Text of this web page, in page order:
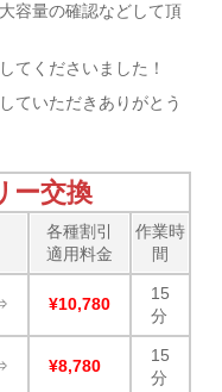
量の確認などして頂
てくださいました！
ていただきありがとう
ー交換
各種割引
適用料金
作業時
間
¥10,780
15
分
¥8,780
15
分